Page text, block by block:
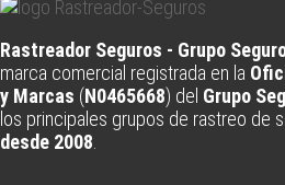
Rastreador Seguros - Grupo
marca comercial registrada en la
y Marcas (N0465668) del Grupo
los principales grupos de rastreo de
desde 2008